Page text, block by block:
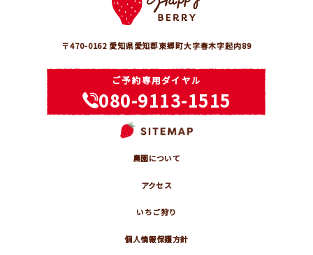
〒470-0162 愛知県愛知郡東郷町大字春木字起内89
ご予約専用ダイヤル
080-9113-1515
農園について
アクセス
いちご狩り
個人情報保護方針